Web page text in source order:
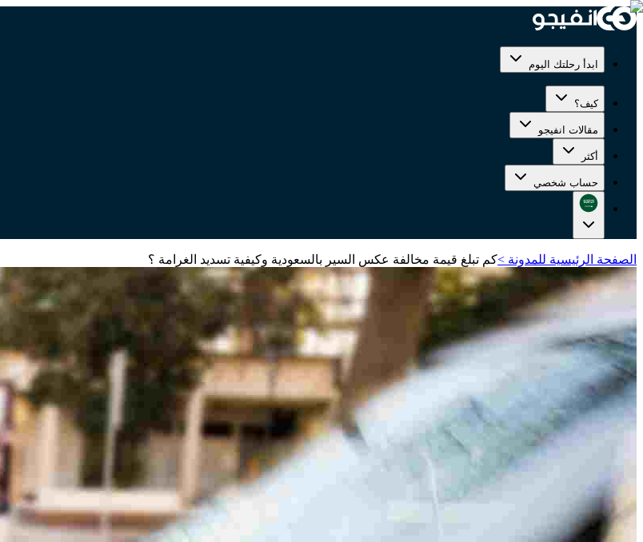
ابدأ رحلتك اليوم
كيف؟
مقالات انفيجو
أكثر
حساب شخصي
الصفحة الرئيسية للمدونة >كم تبلغ قيمة مخالفة عكس السير بالسعودية وكيفية تسديد الغرامة ؟